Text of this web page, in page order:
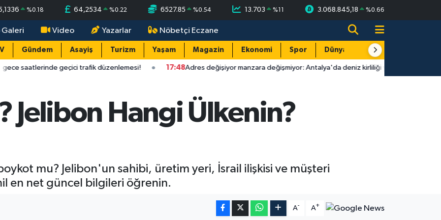
%0.18 64,2534 %0.22 6527.85 %0.54 13.703 %11 3.068.845,18 %0.66
Galeri Video Yazarlar Nöbetçi Eczane
Gündem Asayiş Turizm Yaşam Magazin Ekonomi Spor Dünya Resmi Reklamlar
geçici trafik düzenlemesi! 17:48Adres değişiyor manzara değişmiyor: Antalya'da deniz kirliliği yeniden gündemde!
Jelibon Hangi Ülkenin?
mu? Jelibon'un sahibi, üretim yeri, İsrail ilişkisi ve müşteri
en net güncel bilgileri öğrenin.
A- A+